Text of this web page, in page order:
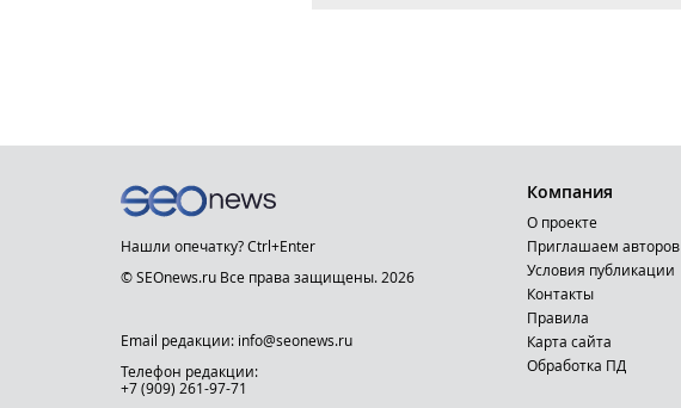
Нашли опечатку? Ctrl+Enter
© SEOnews.ru Все права защищены. 2026
Email редакции: info@seonews.ru
Телефон редакции:
+7 (909) 261-97-71
Компания
О проекте
Приглашаем авторов
Условия публикации
Контакты
Правила
Карта сайта
Обработка ПД